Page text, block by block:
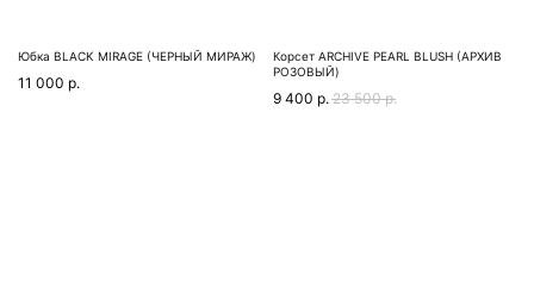
Юбка BLACK MIRAGE (ЧЕРНЫЙ МИРАЖ)
11 000 р.
Корсет ARСHIVE PEARL BLUSH (АРХИВ
РОЗОВЫЙ)
9 400 р. 23 500 р.